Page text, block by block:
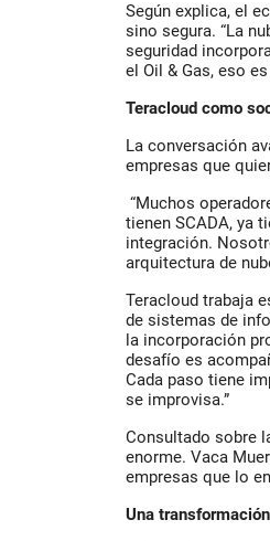
Según explica, el
sino segura. “La
seguridad
el Oil & Gas, eso
Teracloud como
La conversación
empresas que
“Muchos
tienen SCADA, ya
integración.
arquitectura de
Teracloud trabaja
de sistemas de
la incorporación
desafío es
Cada paso tiene
se improvisa.”
Consultado sobre
enorme. Vaca
empresas que lo
Una